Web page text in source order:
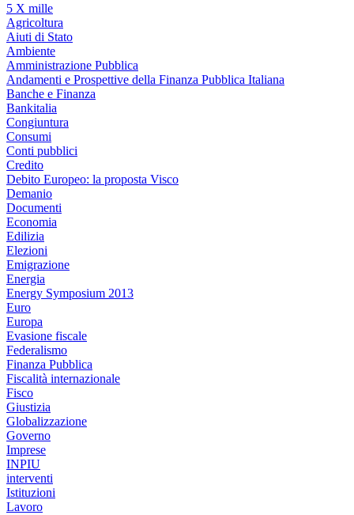
5 X mille
Agricoltura
Aiuti di Stato
Ambiente
Amministrazione Pubblica
Andamenti e Prospettive della Finanza Pubblica Italiana
Banche e Finanza
Bankitalia
Congiuntura
Consumi
Conti pubblici
Credito
Debito Europeo: la proposta Visco
Demanio
Documenti
Economia
Edilizia
Elezioni
Emigrazione
Energia
Energy Symposium 2013
Euro
Europa
Evasione fiscale
Federalismo
Finanza Pubblica
Fiscalità internazionale
Fisco
Giustizia
Globalizzazione
Governo
Imprese
INPIU
interventi
Istituzioni
Lavoro